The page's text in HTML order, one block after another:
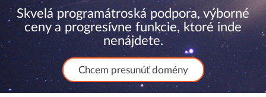
Skvelá programátroská podpora, výborné
ceny a progresívne funkcie, ktoré inde
nenájdete.
Chcem presunúť domény